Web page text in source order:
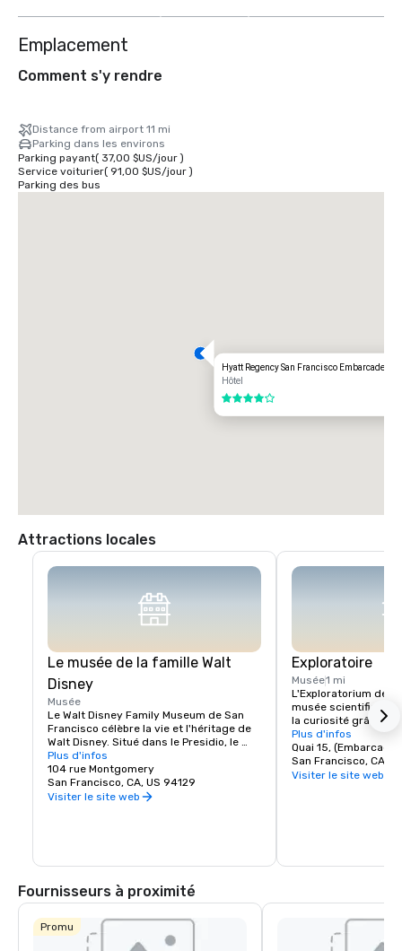
Emplacement
Comment s'y rendre
Distance from airport 11 mi
Parking dans les environs
Parking payant( 37,00 $US/jour)
Service voiturier( 91,00 $US/jour)
Parking des bus
Hyatt Regency San Francisco Embarcadero
Hôtel
4 sur 5
Attractions locales
Le musée de la famille Walt
Disney
Musée
Le Walt Disney Family Museum de San
Francisco célèbre la vie et l'héritage de
Walt Disney. Situé dans le Presidio, le
musée présente dix galeries présentant
des œuvres d'art originales, des
esquisses d'animation anciennes et des
expositions interactives. Les points forts
c'est une visite incontournable pour les
plus approfondi de la créativité qui sous-
tend la magie Disney.
Plus d'infos
104 rue Montgomery
San Francisco, CA, US 94129
Visiter le site web
Exploratoire
Musée1 mi
L'Exploratorium de
musée scientifique
la curiosité grâce à
interactives. Situé
plus de 600
peuvent explorer la
perception humaine.
incontournable pour
Plus d'infos
Quai 15,
San Francisco, CA,
Visiter le site web
Fournisseurs à proximité
Promu